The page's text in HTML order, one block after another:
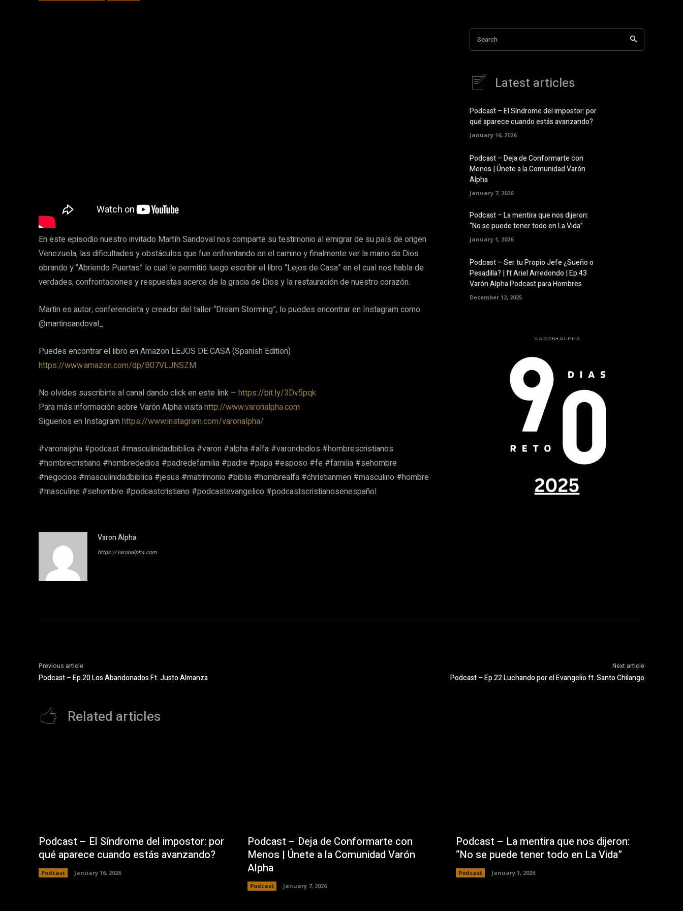
En este episodio nuestro invitado Martín Sandoval nos comparte su testimonio al emigrar de su país de origen
Venezuela, las dificultades y obstáculos que fue enfrentando en el camino y finalmente ver la mano de Dios
obrando y “Abriendo Puertas” lo cual le permitió luego escribir el libro “Lejos de Casa” en el cual nos habla de
verdades, confrontaciones y respuestas acerca de la gracia de Dios y la restauración de nuestro corazón.
Martin es autor, conferencista y creador del taller “Dream Storming”, lo puedes encontrar en Instagram como
@martinsandoval_
Puedes encontrar el libro en Amazon LEJOS DE CASA (Spanish Edition)
https://www.amazon.com/dp/B07VLJNSZM
No olvides suscribirte al canal dando click en este link – https://bit.ly/3Dv5pqk
Para más información sobre Varón Alpha visitahttp://www.varonalpha.com
Siguenos en Instagramhttps://www.instagram.com/varonalpha/
#varonalpha #podcast #masculinidadbiblica #varon #alpha #alfa #varondedios #hombrescristianos
#hombrecristiano #hombrededios #padredefamilia #padre #papa #esposo #fe #familia #sehombre
#negocios #masculinidadbiblica #jesus #matrimonio #biblia #hombrealfa #christianmen #masculino #hombre
#masculine #sehombre #podcastcristiano #podcastevangelico #podcastscristianosenespañol
Varon Alpha
https://varonalpha.com
Search
Latest articles
Podcast – El Síndrome del impostor: por
qué aparece cuando estás avanzando?
January 16, 2026
Podcast – Deja de Conformarte con
Menos | Únete a la Comunidad Varón
Alpha
January 7, 2026
Podcast – La mentira que nos dijeron:
“No se puede tener todo en La Vida”
January 1, 2026
Podcast – Ser tu Propio Jefe ¿Sueño o
Pesadilla? | ft Ariel Arredondo | Ep.43
Varón Alpha Podcast para Hombres
December 12, 2025
Previous article
Podcast – Ep.20 Los Abandonados Ft. Justo Almanza
Next article
Podcast – Ep.22 Luchando por el Evangelio ft. Santo Chilango
Related articles
Podcast – El Síndrome del impostor: por
qué aparece cuando estás avanzando?
Podcast January 16, 2026
Podcast – Deja de Conformarte con
Menos | Únete a la Comunidad Varón
Alpha
Podcast January 7, 2026
Podcast – La mentira que nos dijeron:
“No se puede tener todo en La Vida”
Podcast January 1, 2026